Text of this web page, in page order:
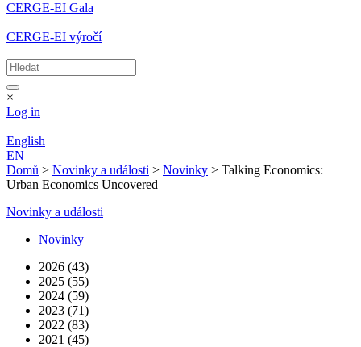
CERGE-EI Gala
CERGE-EI výročí
×
Log in
English
EN
Domů > Novinky a události > Novinky > Talking Economics:
Urban Economics Uncovered
Novinky a události
Novinky
2026 (43)
2025 (55)
2024 (59)
2023 (71)
2022 (83)
2021 (45)